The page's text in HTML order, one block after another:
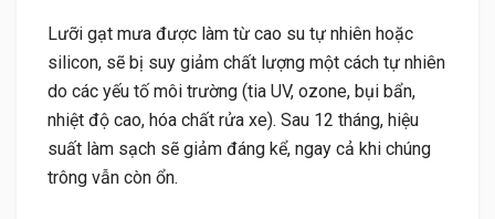
Lưỡi gạt mưa được làm từ cao su tự nhiên hoặc
silicon, sẽ bị suy giảm chất lượng một cách tự nhiên
do các yếu tố môi trường (tia UV, ozone, bụi bẩn,
nhiệt độ cao, hóa chất rửa xe). Sau 12 tháng, hiệu
suất làm sạch sẽ giảm đáng kể, ngay cả khi chúng
trông vẫn còn ổn.